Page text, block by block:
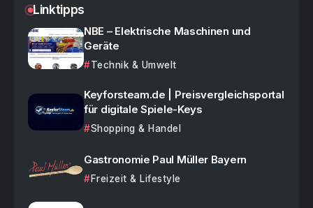
Linktipps
NBE – Elektrische Maschinen und
Geräte
Technik & Umwelt
Keyforsteam.de | Preisvergleichsportal
für digitale Spiele-Keys
Shopping & Handel
Gastronomie Paul Müller Bayern
Freizeit & Lifestyle